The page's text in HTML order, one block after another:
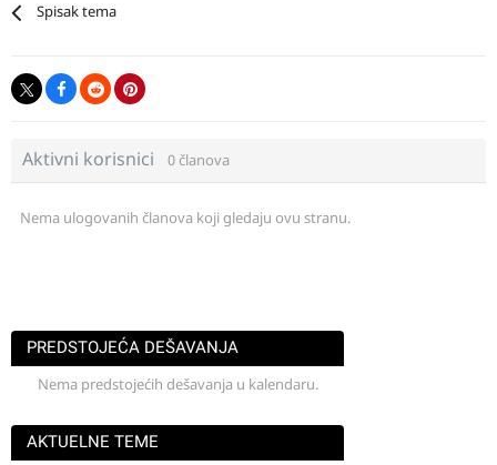
Spisak tema
Aktivni korisnici 0 članova
Nema ulogovanih članova koji gledaju ovu stranu.
PREDSTOJEĆA DEŠAVANJA
Nema predstojećih dešavanja u kalendaru.
AKTUELNE TEME